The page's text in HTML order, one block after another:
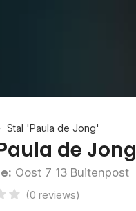
Stal 'Paula de Jong'
de
Oost 7 13 Buitenpost
(0 reviews)